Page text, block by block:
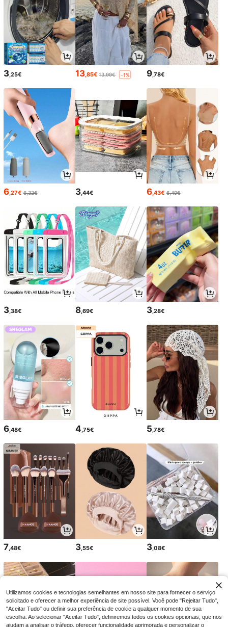
3 ,25€ 13,85€ 13,99€ -1% 9 ,78€
6,27€ 6,32€ 3,44€ 6,43€ 6,49€
3,38€ 8,69€ 3,28€
6 ,48€ 4 ,75€ 5 ,78€
7 ,48€ 3,55€ 3 ,08€
Utilizamos cookies e tecnologias semelhantes em nosso site para fornecer o serviço
solicitado e oferecer a melhor experiência de site possível. Você pode "Rejeitar Tudo",
"Aceitar Tudo" ou definir sua preferência de cookie a qualquer momento de sua
escolha. Ao selecionar "Aceitar Tudo", definiremos todos os cookies opcionais, que nos
ajudam a analisar o tráfego, oferecer funcionalidade aprimorada e personalizar o